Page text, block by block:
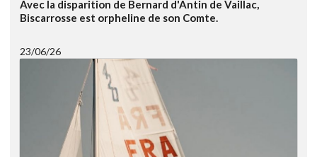
Avec la disparition de Bernard d'Antin de Vaillac,
Biscarrosse est orpheline de son Comte.
23/06/26